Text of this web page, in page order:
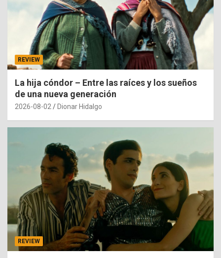
REVIEW
La hija cóndor – Entre las raíces y los sueños
de una nueva generación
2026-08-02 Dionar Hidalgo
REVIEW